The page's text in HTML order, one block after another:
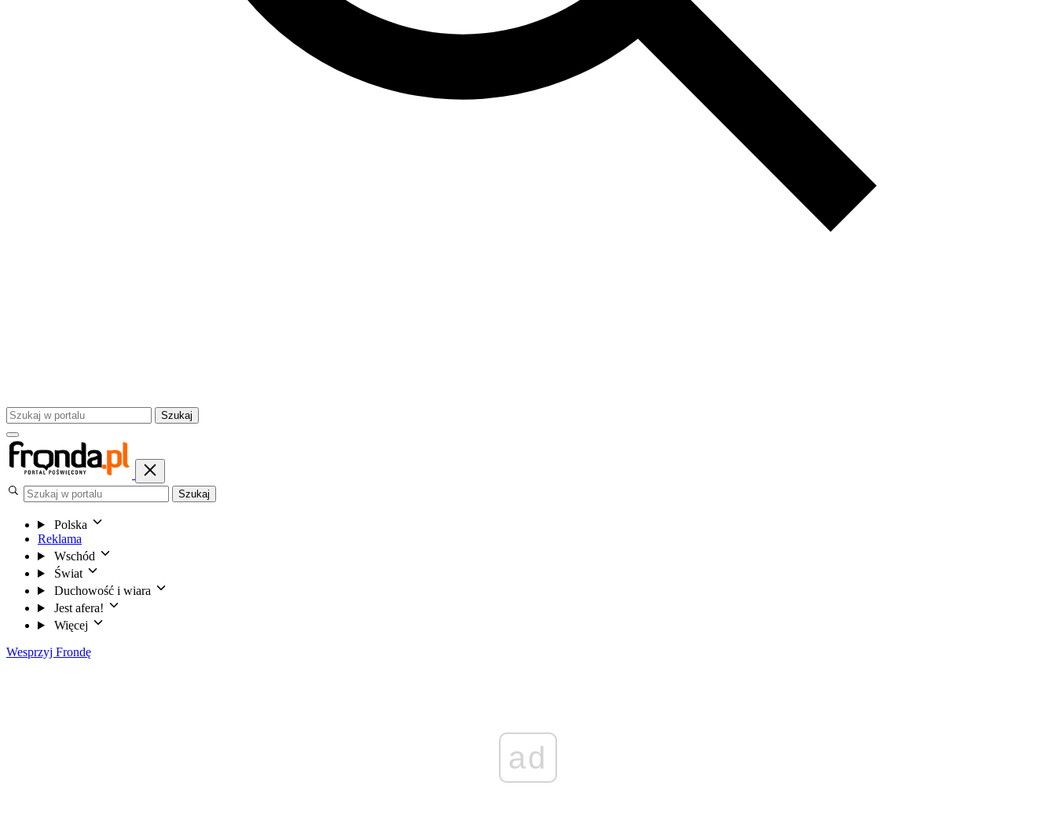
Szukaj
Szukaj
Polska
Reklama
Wschód
Świat
Duchowość i wiara
Jest afera!
Więcej
Wesprzyj Frondę
ad